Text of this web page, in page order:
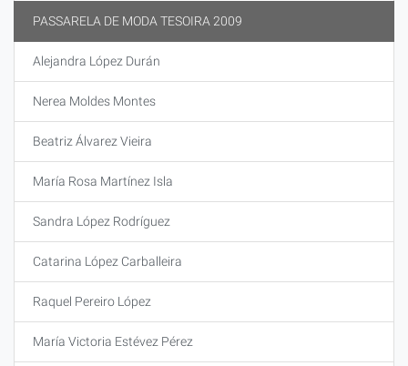
PASSARELA DE MODA TESOIRA 2009
Alejandra López Durán
Nerea Moldes Montes
Beatriz Álvarez Vieira
María Rosa Martínez Isla
Sandra López Rodríguez
Catarina López Carballeira
Raquel Pereiro López
María Victoria Estévez Pérez